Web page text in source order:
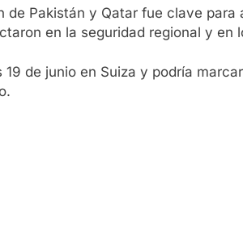
de Pakistán y Qatar fue clave
en la seguridad regional y
de junio en Suiza y podría